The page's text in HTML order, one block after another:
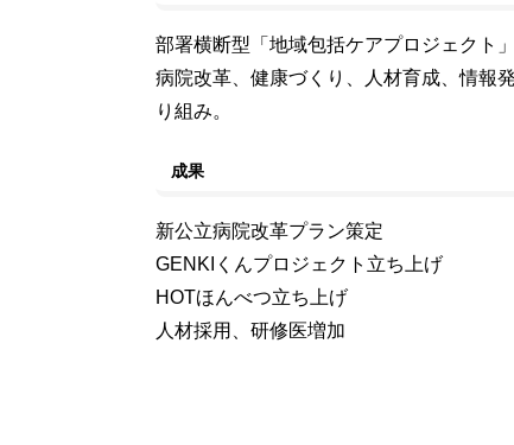
部署横断型「地域包括ケアプロジェクト
病院改革、健康づくり、人材育成、情報
り組み。
成果
新公立病院改革プラン策定
GENKIくんプロジェクト立ち上げ
HOTほんべつ立ち上げ
人材採用、研修医増加